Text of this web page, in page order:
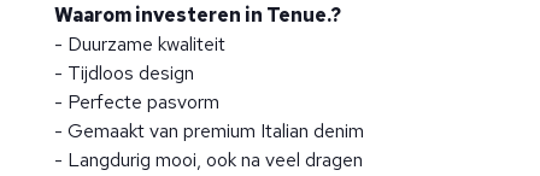
Waarom investeren in Tenue.?
- Duurzame kwaliteit
- Tijdloos design
- Perfecte pasvorm
- Gemaakt van premium Italian denim
- Langdurig mooi, ook na veel dragen